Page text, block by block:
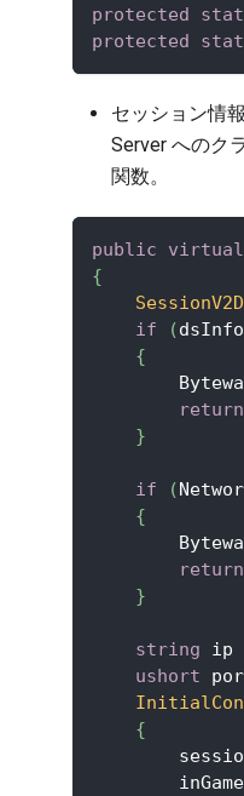
protected
protected
セッション情
Server へのク
関数。
public virtual
{
if
(dsInfo
{
return
}
if (
{
return
}
string ip
ushort
{